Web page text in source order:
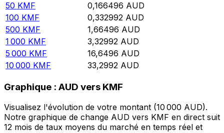
50 KMF 0,166496 AUD
100 KMF 0,332992 AUD
500 KMF 1,66496 AUD
1 000 KMF 3,32992 AUD
5 000 KMF 16,6496 AUD
10 000 KMF 33,2992 AUD
Graphique : AUD vers KMF
Visualisez l'évolution de votre montant (10 000 AUD).
Notre graphique de change AUD vers KMF en direct suit
12 mois de taux moyens du marché en temps réel et